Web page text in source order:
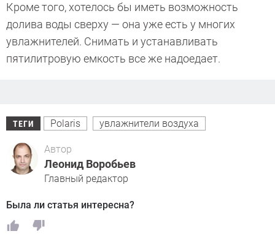
Кроме того, хотелось бы иметь возможность
долива воды сверху — она уже есть у многих
увлажнителей. Снимать и устанавливать
пятилитровую емкость все же надоедает.
ТЕГИ Polaris увлажнители воздуха
Автор
Леонид Воробьев
Главный редактор
Была ли статья интересна?